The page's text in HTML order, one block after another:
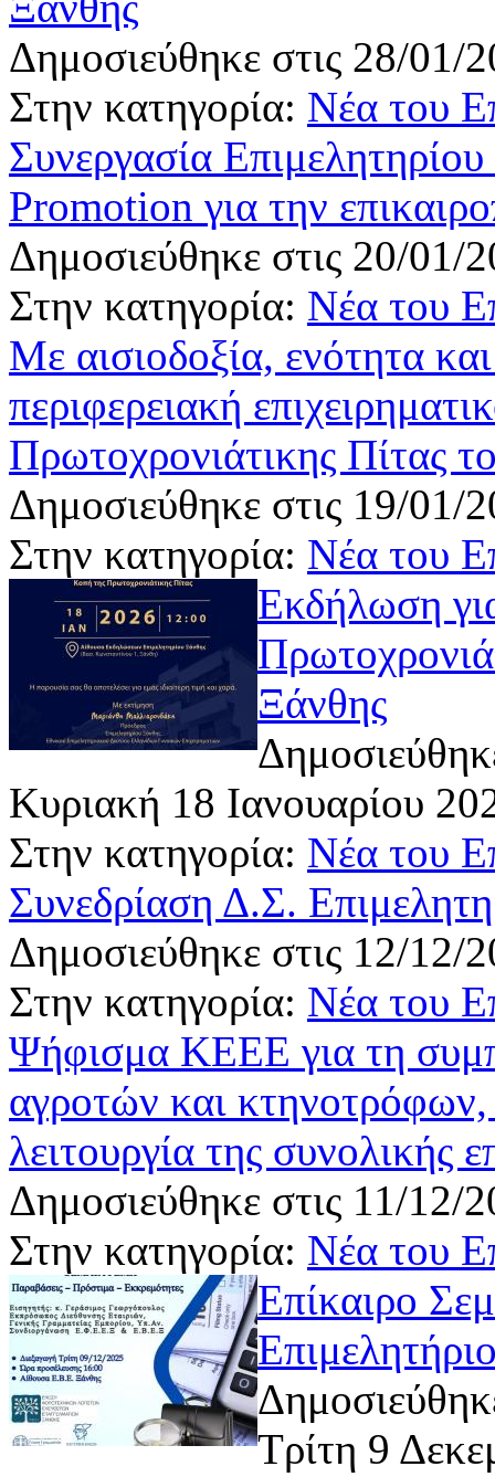
Δημοσιεύθηκε στις 28/01/
Στην κατηγορία: Νέα του
Συνεργασία
Promotion για την
Δημοσιεύθηκε στις 20/01/
Στην κατηγορία: Νέα του
Με αισιοδοξία, ενότητα
περιφερειακή
Πρωτοχρονιάτικης Πίτας
Δημοσιεύθηκε στις 19/01/
Στην κατηγορία: Νέα του
Εκδήλωση
Ξάνθης
Κυριακή 18 Ιανουαρίου
Στην κατηγορία: Νέα του
Συνεδρίαση Δ.Σ.
Δημοσιεύθηκε στις 12/12/
Στην κατηγορία: Νέα του
Ψήφισμα ΚΕΕΕ για τη
αγροτών και
λειτουργία της συνολικής
Δημοσιεύθηκε στις 11/12/
Στην κατηγορία: Νέα του
Επίκαιρο
Τρίτη 9